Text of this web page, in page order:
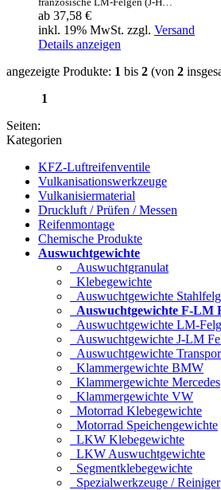
ab 37,58 €
inkl. 19% MwSt. zzgl. Versand
Details anzeigen
angezeigte Produkte: 1 bis 2 (von 2
1
Seiten:
Kategorien
KFZ-Luftreifenventile
Vulkanisationswerkzeuge
Vulkanisiermaterial
Druckluft / Prüfen / Messen
Reifenmontage
Chemische Produkte
Auswuchtgewichte
Auswuchtgranulat
Klebegewichte
Auswuchtgewichte
Auswuchtgewichte F-LM
Auswuchtgewichte LM-
Auswuchtgewichte J-LM
Auswuchtgewichte
Klammergewichte BMW
Klammergewichte Mercedes
Klammergewichte VW
Motorrad Klebegewichte
Motorrad Speichengewichte
LKW Klebegewichte
LKW Auswuchtgewichte
Segmentklebegewichte
Spezialwerkzeuge / Reiniger